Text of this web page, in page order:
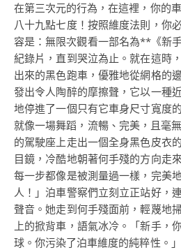
在第三次元的行為，在這裡，你
八十九點七度！按照維度法則，你
容是：無限次觀看一部名為**《新
紀錄片，直到哭泣為止。就在這時
出來的黑色跑車，優雅地從網格的
發出令人陶醉的摩擦聲，它以一種
地停進了一個只有它車身尺寸寬度
就像一場舞蹈，流暢、完美，且毫
的駕駛座上走出一個全身黑色皮衣
目鏡，冷酷地朝著何手殘的方向走
每一步都像是被測量過一樣，完美
人！」泊車警察們立刻立正站好，
聲音。她走到何手殘面前，輕蔑地
上的掀背車，語氣冰冷。「新手，
球。你污染了泊車維度的純粹性